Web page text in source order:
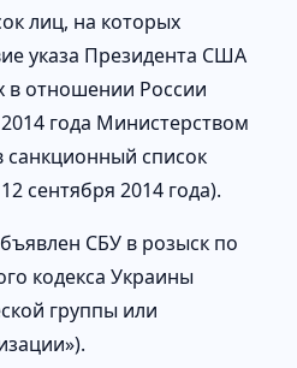
лиц, на которых
указа Президента США
в отношении России
года Министерством
список
сентября 2014 года).
СБУ в розыск по
кодекса Украины
группы или